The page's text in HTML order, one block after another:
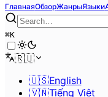
ГлавнаяОбзорЖанрыЯзыки
⌘K
🇷🇺
🇺🇸English
🇻🇳Tiếng Việt